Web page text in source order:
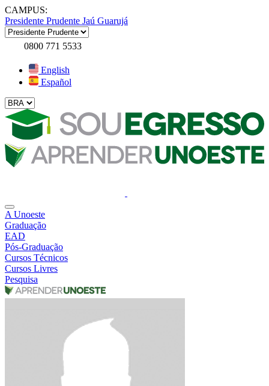
CAMPUS:
Presidente Prudente Jaú Guarujá
0800 771 5533
English
Español
A Unoeste
Graduação
EAD
Pós-Graduação
Cursos Técnicos
Cursos Livres
Pesquisa